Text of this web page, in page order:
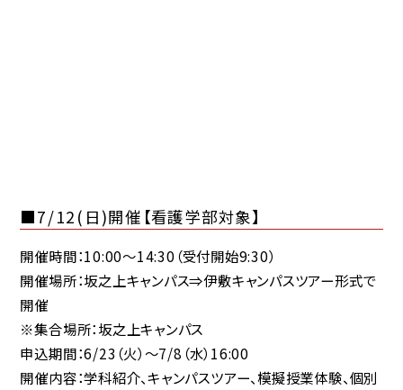
■7/12(日)開催【看護学部対象】
開催時間：10:00～14:30（受付開始9:30）
開催場所：坂之上キャンパス⇒伊敷キャンパスツアー形式で
開催
※集合場所：坂之上キャンパス
申込期間：6/23（火）～7/8（水）16:00
開催内容：学科紹介、キャンパスツアー、模擬授業体験、個別